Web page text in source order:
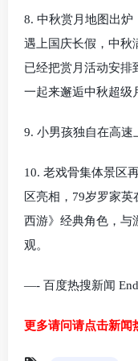
8. 中秋赏月地图出炉
遇上国庆长假，中秋
已经把赏月活动安排
一起来邂逅中秋超级
9. 小男孩独自在高速
10. 老戏骨集体景区
区亮相，79岁罗家
西游》经典角色，与
观。
—- 百度热搜新闻
更多请问请点击新闻